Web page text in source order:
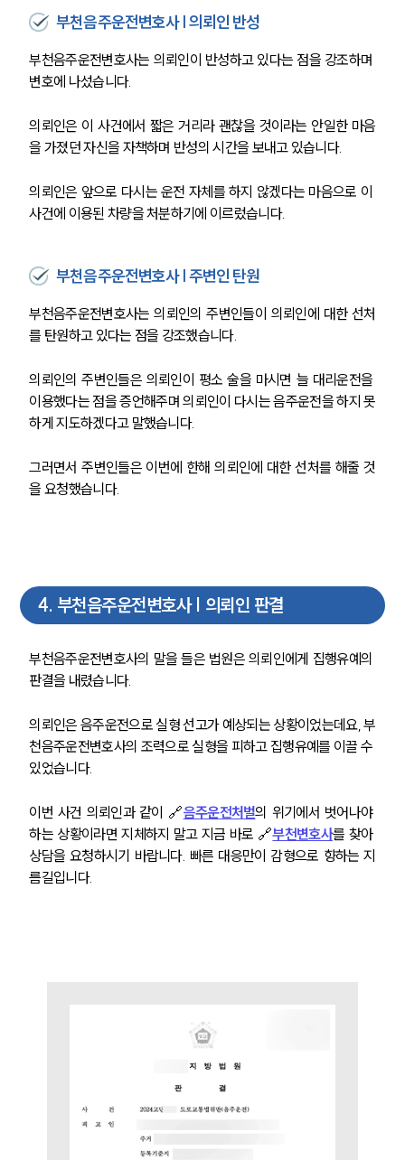
부천음주운전변호사 | 의뢰인 반성
부천음주운전변호사는 의뢰인이 반성하고 있다는 점을 강조하며
변호에 나섰습니다.
의뢰인은 이 사건에서 짧은 거리라 괜찮을 것이라는 안일한 마음
을 가졌던 자신을 자책하며 반성의 시간을 보내고 있습니다.
의뢰인은 앞으로 다시는 운전 자체를 하지 않겠다는 마음으로 이
사건에 이용된 차량을 처분하기에 이르렀습니다.
부천음주운전변호사 | 주변인 탄원
부천음주운전변호사는 의뢰인의 주변인들이 의뢰인에 대한 선처
를 탄원하고 있다는 점을 강조했습니다.
의뢰인의 주변인들은 의뢰인이 평소 술을 마시면 늘 대리운전을
이용했다는 점을 증언해주며 의뢰인이 다시는 음주운전을 하지 못
하게 지도하겠다고 말했습니다.
그러면서 주변인들은 이번에 한해 의뢰인에 대한 선처를 해줄 것
을 요청했습니다.
4. 부천음주운전변호사 | 의뢰인 판결
부천음주운전변호사의 말을 들은 법원은 의뢰인에게 집행유예의
판결을 내렸습니다.
의뢰인은 음주운전으로 실형 선고가 예상되는 상황이었는데요, 부
천음주운전변호사의 조력으로 실형을 피하고 집행유예를 이끌 수
있었습니다.
이번 사건 의뢰인과 같이 🔗음주운전처벌의 위기에서 벗어나야
하는 상황이라면 지체하지 말고 지금 바로 🔗부천변호사를 찾아
상담을 요청하시기 바랍니다. 빠른 대응만이 감형으로 향하는 지
름길입니다.